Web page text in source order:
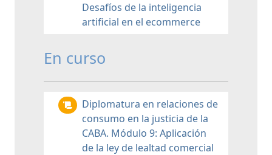
Desafíos de la inteligencia
artificial en el ecommerce
En curso
Diplomatura en relaciones de
consumo en la justicia de la
CABA. Módulo 9: Aplicación
de la ley de lealtad comercial